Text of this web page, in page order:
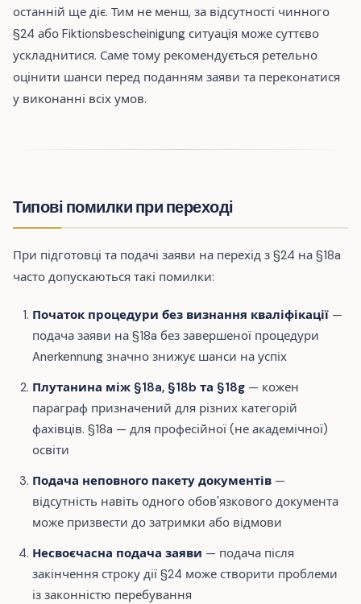
останній ще діє. Тим не менш, за відсутності чинного
§24 або Fiktionsbescheinigung ситуація може суттєво
ускладнитися. Саме тому рекомендується ретельно
оцінити шанси перед поданням заяви та переконатися
у виконанні всіх умов.
Типові помилки при переході
При підготовці та подачі заяви на перехід з §24 на §18a
часто допускаються такі помилки:
Початок процедури без визнання кваліфікації —
подача заяви на §18a без завершеної процедури
Anerkennung значно знижує шанси на успіх
Плутанина між §18a, §18b та §18g — кожен
параграф призначений для різних категорій
фахівців. §18a — для професійної (не академічної)
освіти
Подача неповного пакету документів —
відсутність навіть одного обов'язкового документа
може призвести до затримки або відмови
Несвоєчасна подача заяви — подача після
закінчення строку дії §24 може створити проблеми
із законністю перебування